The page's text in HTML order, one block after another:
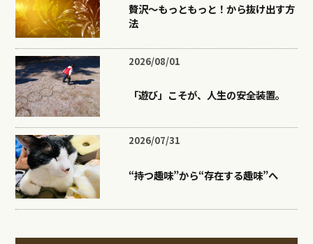
贅沢〜もっともっと！から抜け出す方
法
2026/08/01
「遊び」こそが、人生の安全装置。
2026/07/31
“持つ趣味”から“存在する趣味”へ